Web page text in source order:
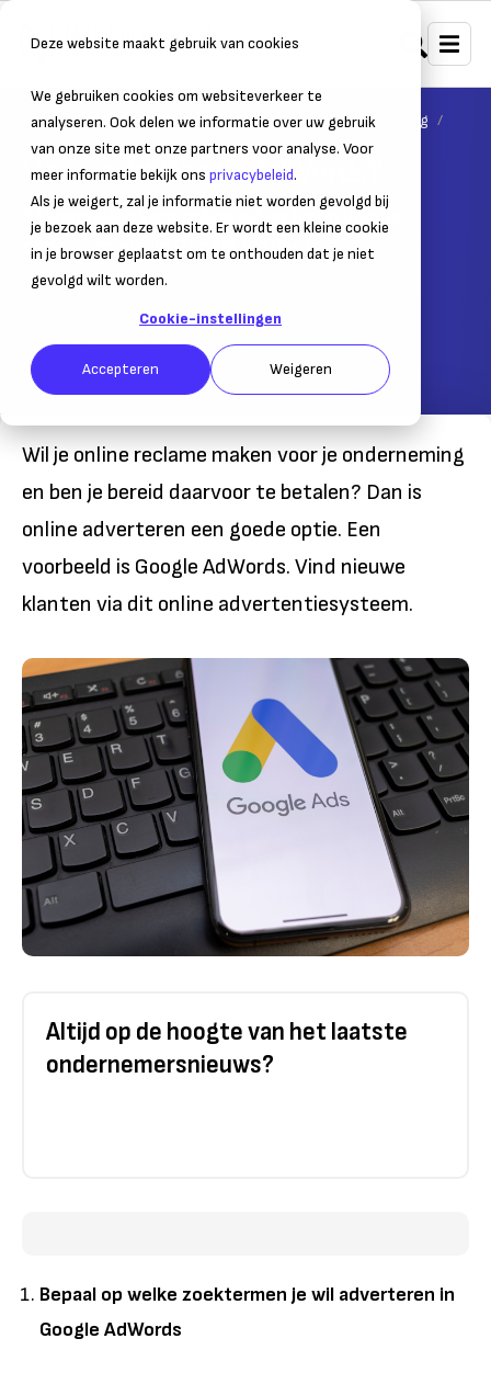
Deze website maakt gebruik van cookies
We gebruiken cookies om websiteverkeer te
analyseren. Ook delen we informatie over uw gebruik
van onze site met onze partners voor analyse. Voor
meer informatie bekijk ons privacybeleid.
Als je weigert, zal je informatie niet worden gevolgd bij
je bezoek aan deze website. Er wordt een kleine cookie
in je browser geplaatst om te onthouden dat je niet
gevolgd wilt worden.
Cookie-instellingen
Accepteren Weigeren
Home Strategie, marketing & sales Online marketing
Hoe werkt Google AdWords?
Stappenplan voor online adverteren voor je
onderneming via Google AdWords
– Leestijd: 5
min.
Laatst bijgewerkt:24 maart 2020
Wil je online reclame maken voor je onderneming
en ben je bereid daarvoor te betalen? Dan is
online adverteren een goede optie. Een
voorbeeld is Google AdWords. Vind nieuwe
klanten via dit online advertentiesysteem.
Altijd op de hoogte van het laatste
ondernemersnieuws?
Bepaal op welke zoektermen je wil adverteren in
Google AdWords